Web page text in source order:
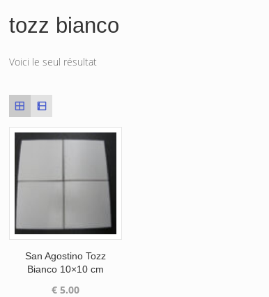
tozz bianco
Voici le seul résultat
San Agostino Tozz
Bianco 10×10 cm
€5.00